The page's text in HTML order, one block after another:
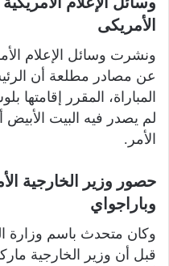
الأمريكى
ونشرت وسائل الإعلام
عن مصادر مطلعة أن
المباراة، المقرر
لم يصدر فيه البيت الأبيض
الأمر.
حصور وزير الخارجية
وباراجواي
وكان متحدث باسم وزارة
قبل أن وزير الخارجية